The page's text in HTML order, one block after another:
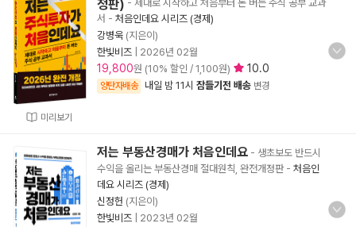
미리보기
정판) - 제대로 시작하고 처음부터 돈 버는 주식 공부 교과
서 - 처음인데요 시리즈 (경제)
강병욱 (지은이)
한빛비즈
2026년 02월
19,800원 (10% 할인 / 1,100원) 10.0
양탄자배송 내일 밤 11시 잠들기전 배송 변경
저는 부동산경매가 처음인데요 - 생초보도 반드시
수익을 올리는 부동산경매 절대원칙, 완전개정판- 처음인
데요 시리즈 (경제)
신정헌 (지은이)
한빛비즈
2023년 02월